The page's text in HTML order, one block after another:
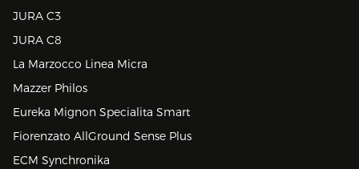
JURA C3
JURA C8
La Marzocco Linea Micra
Mazzer Philos
Eureka Mignon Specialita Smart
Fiorenzato AllGround Sense Plus
ECM Synchronika